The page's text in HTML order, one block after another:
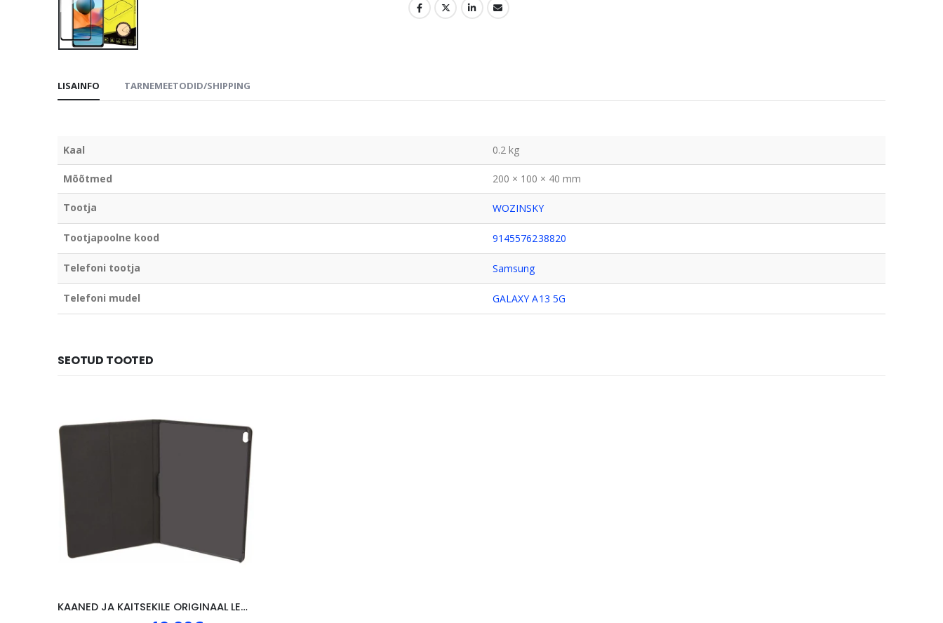
LISAINFO TARNEMEETODID/SHIPPING
Kaal 0.2 kg
Mõõtmed 200 × 100 × 40 mm
Tootja WOZINSKY
Tootjapoolne kood 9145576238820
Telefoni tootja Samsung
Telefoni mudel GALAXY A13 5G
SEOTUD TOOTED
KAANED JA KAITSEKILE ORIGINAAL LENOVO P10, MUST